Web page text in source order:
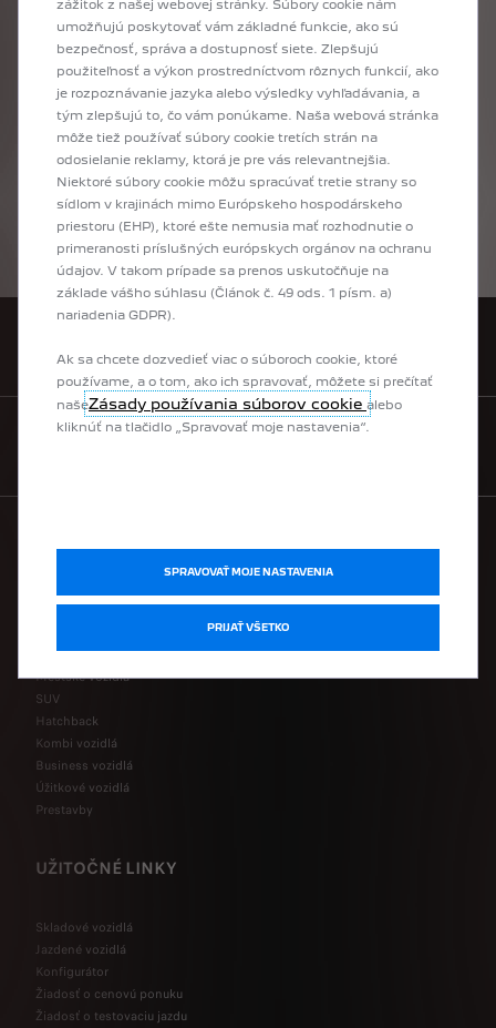
Máte záujem o nový Peugeot? Vyberte si model a urobte ďalší krok pomocou
konfigurátora Peugeot: najprv si vyberiete výbavu, potom motorizáciu podľa
Vašich potrieb, farbu karosérie a interiér, a nakoniec aj voliteľnú doplnkovú
výbavu tak, aby nové vozidlo presne zodpovedalo Vašim predstavám a
potrebám. Na záver si môžete ešte raz prezrieť kompletnú konfiguráciu Vášho
nového vozidla, alebo si ju poslať na mail, prípadne ju môžete zaslať
vybranému predajcovi. Budete tak už len krôčik od toho, aby ste už čoskoro
sedeli za volantom Vášho nového auta!
VYHĽADAŤ PREDAJCU
MODELOVÝ RAD
Hybridné vozidlá
Mestské vozidlá
SUV
Hatchback
Kombi vozidlá
Business vozidlá
Úžitkové vozidlá
Prestavby
UŽITOČNÉ LINKY
Skladové vozidlá
Jazdené vozidlá
Konfigurátor
Žiadosť o cenovú ponuku
Žiadosť o testovaciu jazdu
zážitok z našej webovej stránky. Súbory cookie nám
umožňujú poskytovať vám základné funkcie, ako sú
bezpečnosť, správa a dostupnosť siete. Zlepšujú
použiteľnosť a výkon prostredníctvom rôznych funkcií, ako
je rozpoznávanie jazyka alebo výsledky vyhľadávania, a
tým zlepšujú to, čo vám ponúkame. Naša webová stránka
môže tiež používať súbory cookie tretích strán na
odosielanie reklamy, ktorá je pre vás relevantnejšia.
Niektoré súbory cookie môžu spracúvať tretie strany so
sídlom v krajinách mimo Európskeho hospodárskeho
priestoru (EHP), ktoré ešte nemusia mať rozhodnutie o
primeranosti príslušných európskych orgánov na ochranu
údajov. V takom prípade sa prenos uskutočňuje na
základe vášho súhlasu (Článok č. 49 ods. 1 písm. a)
nariadenia GDPR).
Ak sa chcete dozvedieť viac o súboroch cookie, ktoré
používame, a o tom, ako ich spravovať, môžete si prečítať
našeZásady používania súborov cookie alebo
kliknúť na tlačidlo „Spravovať moje nastavenia“.
SPRAVOVAŤ MOJE NASTAVENIA
PRIJAŤ VŠETKO